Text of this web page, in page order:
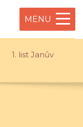
MENU
1. list Janův